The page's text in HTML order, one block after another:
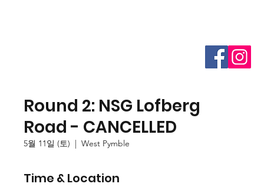
Round 2: NSG Lofberg
Road - CANCELLED
5월 11일 (토)
  |
West Pymble
Time & Location